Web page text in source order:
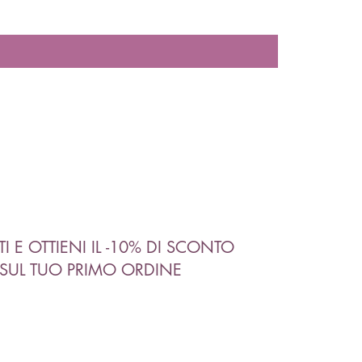
E OTTIENI IL -10% DI SCONTO
SUL TUO PRIMO ORDINE